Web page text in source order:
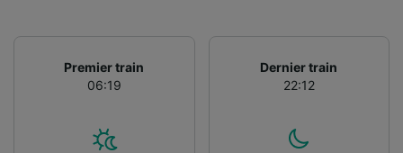
Premier train
06:19
Dernier train
22:12